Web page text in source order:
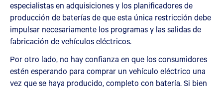
especialistas en adquisiciones y los planificadores de
producción de baterías de que esta única restricción debe
impulsar necesariamente los programas y las salidas de
fabricación de vehículos eléctricos.
Por otro lado, no hay confianza en que los consumidores
estén esperando para comprar un vehículo eléctrico una
vez que se haya producido, completo con batería. Si bien